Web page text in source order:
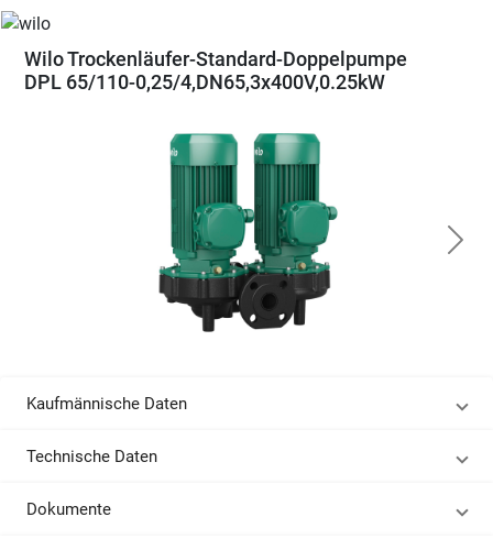
Wilo Trockenläufer-Standard-Doppelpumpe
DPL 65/110-0,25/4,DN65,3x400V,0.25kW
Kaufmännische Daten
Technische Daten
Dokumente